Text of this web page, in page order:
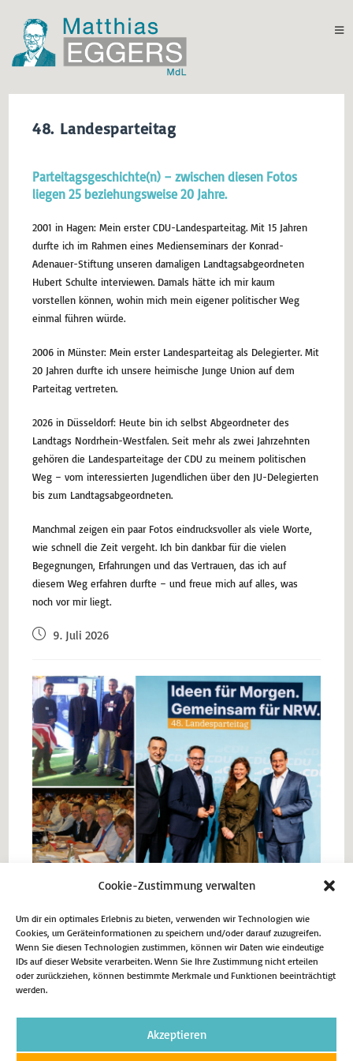
Cookie-Zustimmung verwalten
Um dir ein optimales Erlebnis zu bieten, verwenden wir Technologien wie
Cookies, um Geräteinformationen zu speichern und/oder darauf zuzugreifen.
Wenn Sie diesen Technologien zustimmen, können wir Daten wie eindeutige
IDs auf dieser Website verarbeiten. Wenn Sie Ihre Zustimmung nicht erteilen
oder zurückziehen, können bestimmte Merkmale und Funktionen beeinträchtigt
werden.
Akzeptieren
48. Landesparteitag
Parteitagsgeschichte(n) – zwischen diesen Fotos
liegen 25 beziehungsweise 20 Jahre.
2001 in Hagen: Mein erster CDU-Landesparteitag. Mit 15 Jahren
durfte ich im Rahmen eines Medienseminars der Konrad-
Adenauer-Stiftung unseren damaligen Landtagsabgeordneten
Hubert Schulte interviewen. Damals hätte ich mir kaum
vorstellen können, wohin mich mein eigener politischer Weg
einmal führen würde.
2006 in Münster: Mein erster Landesparteitag als Delegierter. Mit
20 Jahren durfte ich unsere heimische Junge Union auf dem
Parteitag vertreten.
2026 in Düsseldorf: Heute bin ich selbst Abgeordneter des
Landtags Nordrhein-Westfalen. Seit mehr als zwei Jahrzehnten
gehören die Landesparteitage der CDU zu meinem politischen
Weg – vom interessierten Jugendlichen über den JU-Delegierten
bis zum Landtagsabgeordneten.
Manchmal zeigen ein paar Fotos eindrucksvoller als viele Worte,
wie schnell die Zeit vergeht. Ich bin dankbar für die vielen
Begegnungen, Erfahrungen und das Vertrauen, das ich auf
diesem Weg erfahren durfte – und freue mich auf alles, was
noch vor mir liegt.
9. Juli 2026
Vorheriger Beitrag
106.000 Euro Landesförderung für die
Antoniuskapelle in Menden
Kulturscheck NRW unterstützt kulturelle Projekte